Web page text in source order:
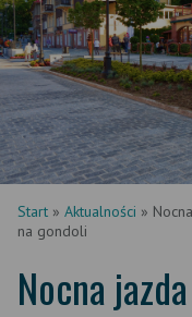
Start » Aktualności »
na gondoli
Nocna